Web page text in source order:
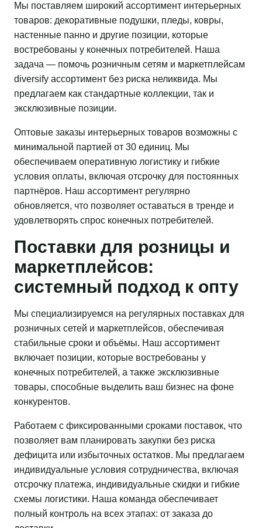
Мы поставляем широкий ассортимент интерьерных
товаров: декоративные подушки, пледы, ковры,
настенные панно и другие позиции, которые
востребованы у конечных потребителей. Наша
задача — помочь розничным сетям и маркетплейсам
diversify ассортимент без риска неликвида. Мы
предлагаем как стандартные коллекции, так и
эксклюзивные позиции.
Оптовые заказы интерьерных товаров возможны с
минимальной партией от 30 единиц. Мы
обеспечиваем оперативную логистику и гибкие
условия оплаты, включая отсрочку для постоянных
партнёров. Наш ассортимент регулярно
обновляется, что позволяет оставаться в тренде и
удовлетворять спрос конечных потребителей.
Поставки для розницы и
маркетплейсов:
системный подход к опту
Мы специализируемся на регулярных поставках для
розничных сетей и маркетплейсов, обеспечивая
стабильные сроки и объёмы. Наш ассортимент
включает позиции, которые востребованы у
конечных потребителей, а также эксклюзивные
товары, способные выделить ваш бизнес на фоне
конкурентов.
Работаем с фиксированными сроками поставок, что
позволяет вам планировать закупки без риска
дефицита или избыточных остатков. Мы предлагаем
индивидуальные условия сотрудничества, включая
отсрочку платежа, индивидуальные скидки и гибкие
схемы логистики. Наша команда обеспечивает
полный контроль на всех этапах: от заказа до